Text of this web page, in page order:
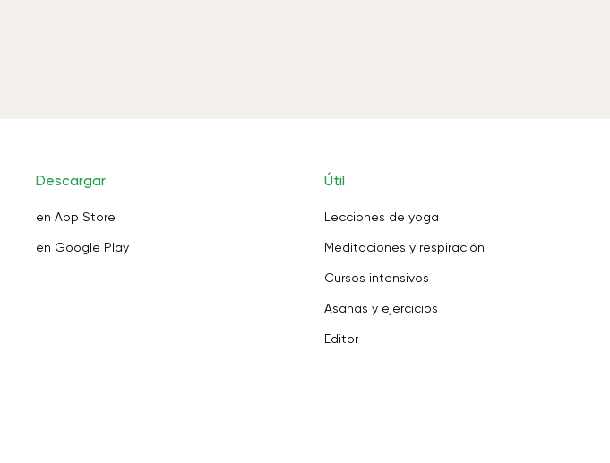
Descargar
en App Store
en Google Play
Útil
Lecciones de yoga
Meditaciones y respiración
Cursos intensivos
Asanas y ejercicios
Editor